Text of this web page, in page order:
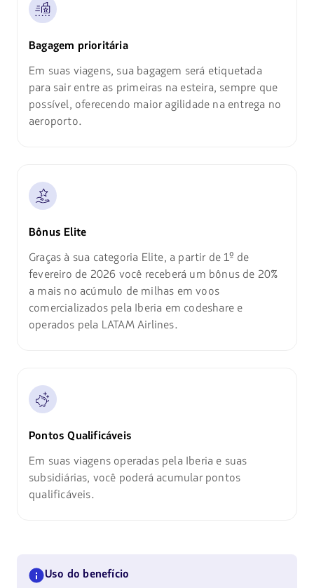
Bagagem prioritária
Em suas viagens, sua bagagem será etiquetada
para sair entre as primeiras na esteira, sempre que
possível, oferecendo maior agilidade na entrega no
aeroporto.
Bônus Elite
Graças à sua categoria Elite, a partir de 1º de
fevereiro de 2026 você receberá um bônus de 20%
a mais no acúmulo de milhas em voos
comercializados pela Iberia em codeshare e
operados pela LATAM Airlines.
Pontos Qualificáveis
Em suas viagens operadas pela Iberia e suas
subsidiárias, você poderá acumular pontos
qualificáveis.
Uso do benefício